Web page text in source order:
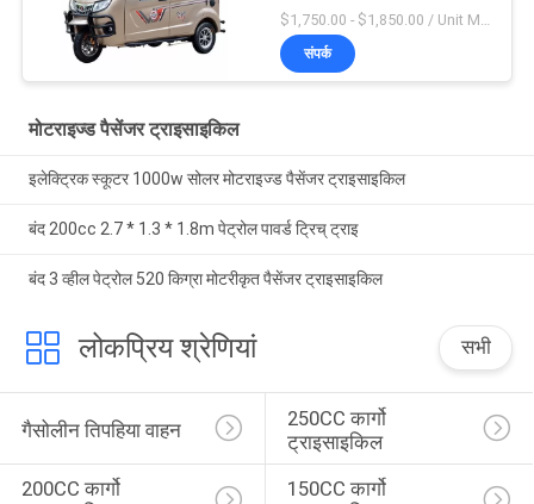
संपर्क
मोटराइज्ड पैसेंजर ट्राइसाइकिल
इलेक्ट्रिक स्कूटर 1000w सोलर मोटराइज्ड पैसेंजर ट्राइसाइकिल
बंद 200cc 2.7 * 1.3 * 1.8m पेट्रोल पावर्ड ट्रिच् ट्राइ
बंद 3 व्हील पेट्रोल 520 किग्रा मोटरीकृत पैसेंजर ट्राइसाइकिल
लोकप्रिय श्रेणियां सभी
गैसोलीन तिपहिया वाहन
250CC कार्गो
ट्राइसाइकिल
200CC कार्गो
150CC कार्गो